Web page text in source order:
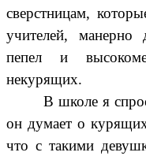
сверстницам,
учителей, манерно
пепел и
некурящих.
В школе я
он думает о
что с такими